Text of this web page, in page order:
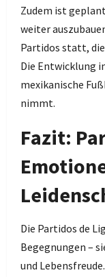
Zudem ist
weiter
Partidos statt,
Die Entwicklung
mexikanische
nimmt.
Fazit:
Die Partidos de
Begegnungen –
und